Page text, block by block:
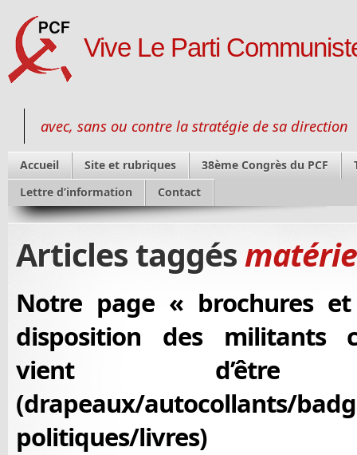
Vive Le Parti
avec, sans ou contre la stratégie de sa direction
Accueil Site et rubriques 38ème Congrès du PCF
Lettre d’information
Contact
Articles taggés
Notre page « brochures
disposition des militants
vient d’être
(drapeaux/autocollants/
politiques/livres)